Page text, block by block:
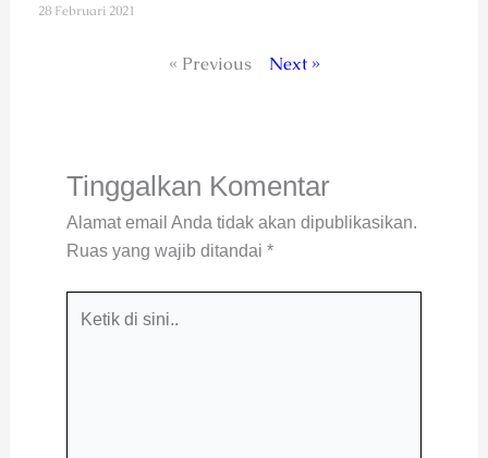
28 Februari 2021
« Previous Next »
Tinggalkan Komentar
Alamat email Anda tidak akan dipublikasikan.
Ruas yang wajib ditandai *